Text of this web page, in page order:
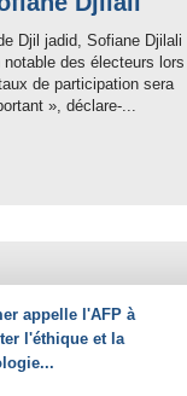
Djil jadid, Sofiane Djilali
des électeurs lors
de participation sera
», déclare-...
appelle l'AFP à
l'éthique et la